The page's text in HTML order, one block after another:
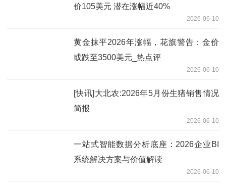
价105美元 潜在涨幅近40%
2026-06-10
黄金抹平2026年涨幅，花旗警告：金价
或跌至3500美元_热点评
2026-06-10
[快讯]大北农:2026年5月份生猪销售情况
简报
2026-06-10
一站式智能数据分析底座：2026企业BI
系统解决方案与价值解读
2026-06-10